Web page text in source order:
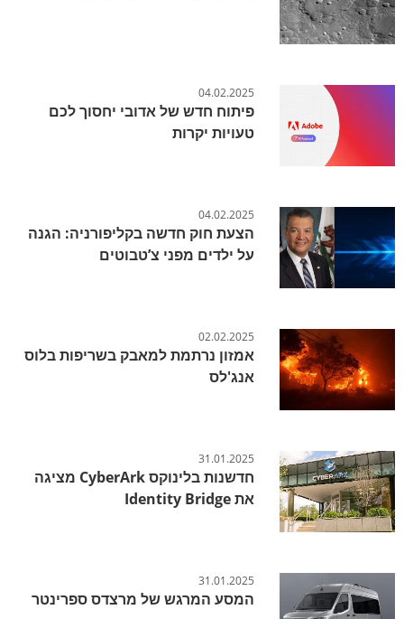
04.02.2025
פיתוח חדש של אדובי יחסוך לכם
טעויות יקרות
04.02.2025
הצעת חוק חדשה בקליפורניה: הגנה
על ילדים מפני צ’טבוטים
02.02.2025
אמזון נרתמת למאבק בשריפות בלוס
אנג'לס
31.01.2025
חדשנות בלינוקס CyberArk מציגה
את Identity Bridge
31.01.2025
המסע המרגש של מרצדס ספרינטר